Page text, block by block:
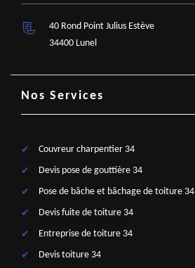
40 Rond Point Julius Estève
34400 Lunel
Nos Services
Couvreur charpentier 34
Devis pose de gouttière 34
Pose de bâche et bâchage de toiture 34
Devis fuite de toiture 34
Entreprise de toiture 34
Devis toiture 34